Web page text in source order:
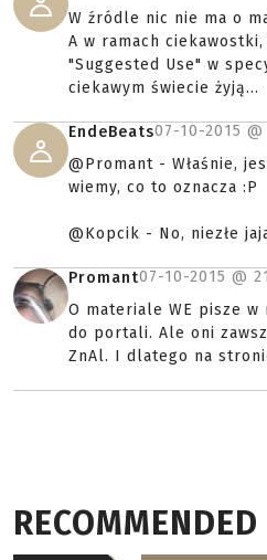
W źródle nic nie ma o
A w ramach
"Suggested Use" w
ciekawym świecie żyją...
EndeBeats07-10-2015 @
@Promant - Właśnie,
wiemy, co to oznacza :P
@Kopcik - No, niezłe
Promant07-10-2015 @
O materiale WE pisze
do portali. Ale oni
ZnAl. I dlatego na
RECOMMENDED